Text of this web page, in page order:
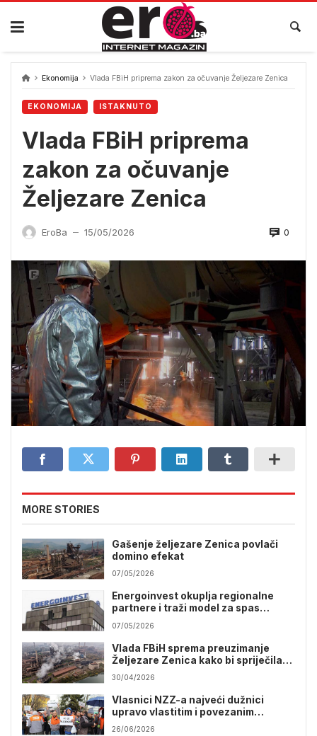
Skip
content
Ekonomija Vlada FBiH priprema zakon za očuvanje Željezare Zenica
EKONOMIJA ISTAKNUTO
Vlada FBiH priprema
zakon za očuvanje
Željezare Zenica
EroBa — 15/05/2026 0
MORE STORIES
Gašenje željezare Zenica povlači
domino efekat
07/05/2026
Energoinvest okuplja regionalne
partnere i traži model za spas
Željezare Zenica
07/05/2026
Vlada FBiH sprema preuzimanje
Željezare Zenica kako bi spriječila
stečaj
30/04/2026
Vlasnici NZZ-a najveći dužnici
upravo vlastitim i povezanim
firmama
26/06/2026